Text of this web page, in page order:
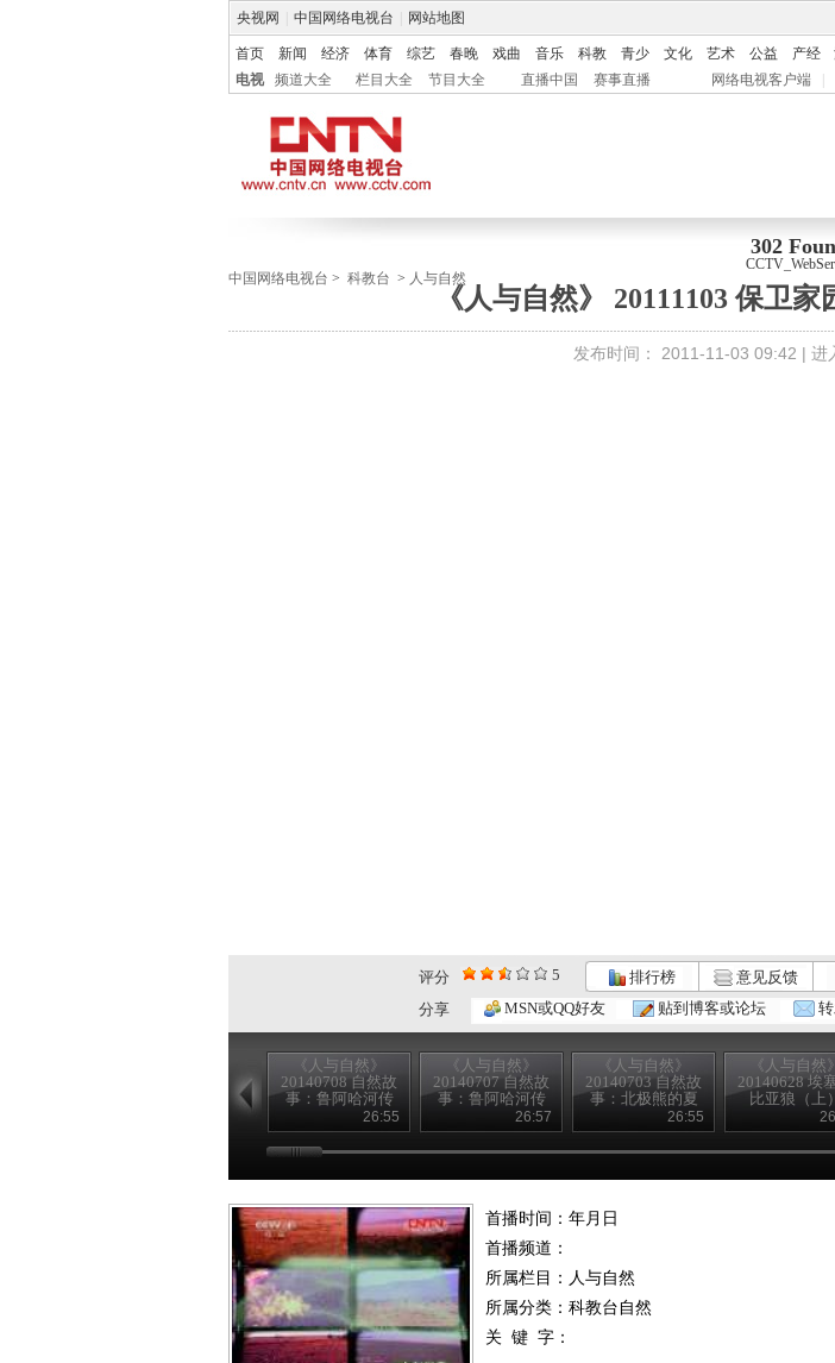
央视网 中国网络电视台 网站地图
首页 新闻 经济 体育 综艺 春晚 戏曲 音乐 科教 青少 文化 艺术 公益 产经
电视
频道大全 栏目大全 节目大全 直播中国 赛事直播 网络电视客户端
302
中国网络电视台 > 科教台 > 人与自然
《人与自然》 20111103 保卫家
发布时间： 2011-11-03 09:42 | 进
评分 5 排行榜 意见反馈
分享
MSN或QQ好友 贴到博客或论坛
《人与自然》
20140708 自然故
事：鲁阿哈河传
奇（下）26:55
《人与自然》
20140707 自然故
事：鲁阿哈河传
奇（上）26:57
《人与自然》
20140703 自然故
事：北极熊的夏
天—母与子26:55
《人与自然》
20140628 埃
比亚狼（上）
首播时间：年月日
首播频道：
所属栏目： 人与自然
所属分类：科教台自然
关 键 字：